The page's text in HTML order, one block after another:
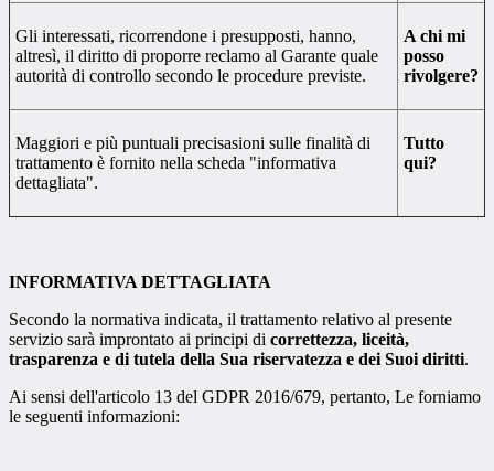
Gli interessati, ricorrendone i presupposti, hanno,
altresì, il diritto di proporre reclamo al Garante quale
autorità di controllo secondo le procedure previste.
A chi mi
posso
rivolgere?
Maggiori e più puntuali precisasioni sulle finalità di
trattamento è fornito nella scheda "informativa
dettagliata".
Tutto
qui?
INFORMATIVA DETTAGLIATA
Secondo la normativa indicata, il trattamento relativo al presente
servizio sarà improntato ai principi di correttezza, liceità,
trasparenza e di tutela della Sua riservatezza e dei Suoi diritti.
Ai sensi dell'articolo 13 del GDPR 2016/679, pertanto, Le forniamo
le seguenti informazioni: